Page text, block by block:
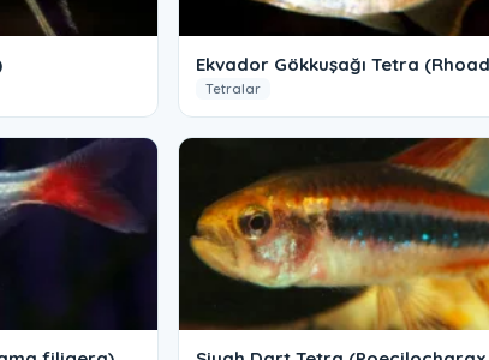
Ekvador Gökkuşağı Tetra
Tetralar